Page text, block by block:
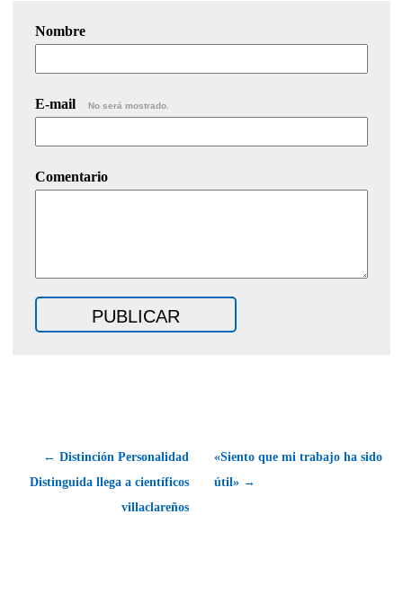
Nombre
E-mail No será mostrado.
Comentario
← Distinción Personalidad
Distinguida llega a científicos
villaclareños
«Siento que mi trabajo ha sido
útil» →